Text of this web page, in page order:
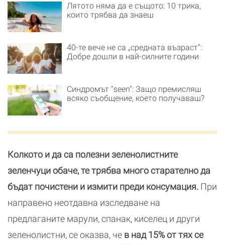
Лятото няма да е същото: 10 трика,
които трябва да знаеш
40-те вече не са „средната възраст“:
Добре дошли в най-силните години
Синдромът "seen": Защо премисляш
всяко съобщение, което получаваш?
Колкото и да са полезни зеленолистните
зеленчуци обаче, те трябва много старателно да
бъдат почистени и измити преди консумация. При
направено неотдавна изследване на
предлаганите марули, спанак, киселец и други
зеленолистни, се оказва, че в над 15% от тях се